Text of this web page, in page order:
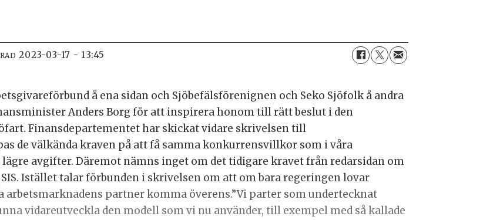
2023-03-17 - 13:45
å ena sidan och Sjöbefälsförenignen och Seko Sjöfolk å andra
Anders Borg för att inspirera honom till rätt beslut i den
Finansdepartementet har skickat vidare skrivelsen till
de välkända kraven på att få samma konkurrensvillkor som i våra
avgifter. Däremot nämns inget om det tidigare kravet från redarsidan om
Istället talar förbunden i skrivelsen om att om bara regeringen lovar
partner komma överens.”Vi parter som undertecknat
vidareutveckla den modell som vi nu använder, till exempel med så kallade